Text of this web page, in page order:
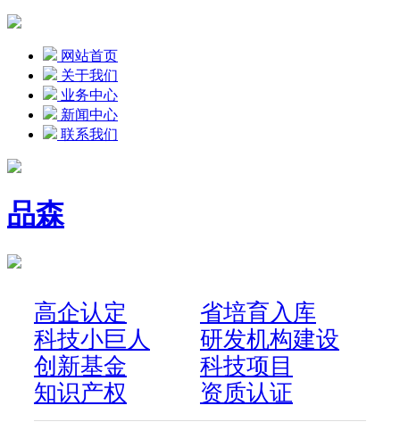
网站首页
关于我们
业务中心
新闻中心
联系我们
品森
高企认定
省培育入库
科技小巨人
研发机构建设
创新基金
科技项目
知识产权
资质认证